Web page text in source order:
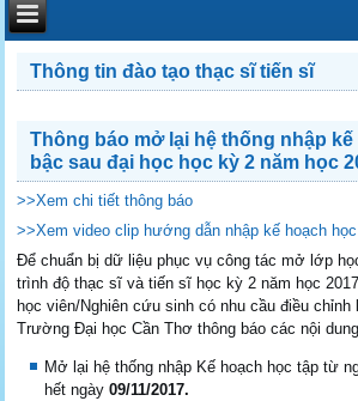
Thông tin đào tạo thạc sĩ tiến sĩ
Thông báo mở lại hệ thống nhập
bậc sau đại học học kỳ 2 năm học
>>Xem chi tiết thông báo
>>Xem video clip hướng dẫn nhập kế hoạch
Để chuẩn bị dữ liệu phục vụ công tác mở lớp
trình độ thạc sĩ và tiến sĩ học kỳ 2 năm học
học viên/Nghiên cứu sinh có nhu cầu điều chỉnh
Trường Đại học Cần Thơ thông báo các nội
Mở lại hệ thống nhập Kế hoạch học tập từ
hết ngày09/11/2017.